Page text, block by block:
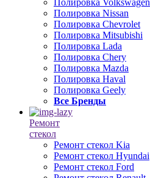
Полировка Volkswagen
Полировка Nissan
Полировка Chevrolet
Полировка Mitsubishi
Полировка Lada
Полировка Chery
Полировка Mazda
Полировка Haval
Полировка Geely
Все Бренды
Ремонт
стекол
Ремонт стекол Kia
Ремонт стекол Hyundai
Ремонт стекол Ford